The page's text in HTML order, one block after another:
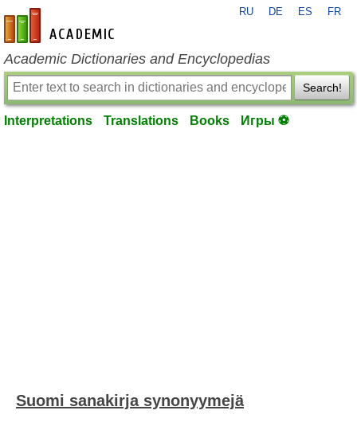
en-academic.com
RU DE ES FR
Academic Dictionaries and Encyclopedias
Search!
Interpretations Translations Books Игры ⚽
Suomi sanakirja synonyymejä